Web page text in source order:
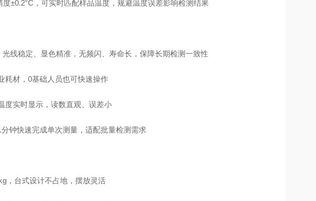
±0.2°C，可实时匹配样品温度，规避温度误差影响检测结果
线稳定、显色精准，无频闪、寿命长，保障长期检测一致性
耗材，0基础人员也可快速操作
度实时显示，读数直观、误差小
钟快速完成单次测量，适配批量检测需求
，台式设计不占地，摆放灵活